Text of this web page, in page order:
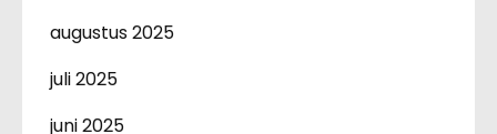
augustus 2025
juli 2025
juni 2025